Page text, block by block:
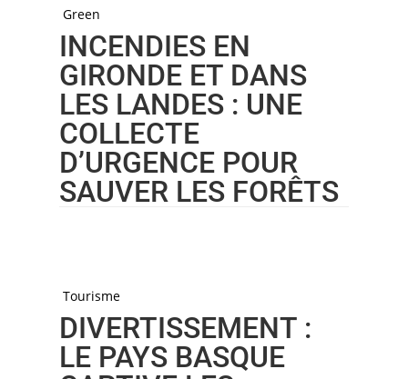
Green
INCENDIES EN
GIRONDE ET DANS
LES LANDES : UNE
COLLECTE
D’URGENCE POUR
SAUVER LES FORÊTS
Tourisme
DIVERTISSEMENT :
LE PAYS BASQUE